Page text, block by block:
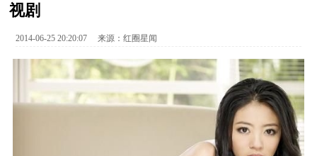
视剧
2014-06-25 20:20:07 来源：红圈星闻